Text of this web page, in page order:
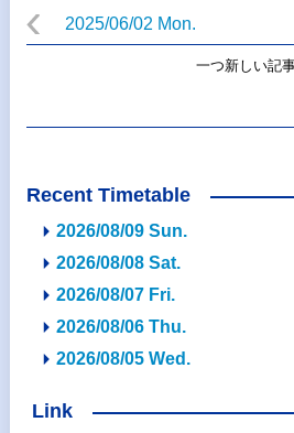
2025/06/02 Mon.
一つ新しい記
Recent Timetable
2026/08/09 Sun.
2026/08/08 Sat.
2026/08/07 Fri.
2026/08/06 Thu.
2026/08/05 Wed.
Link